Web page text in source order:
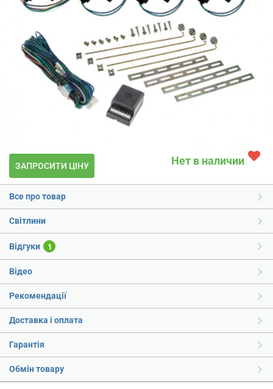
ЗАПРОСИТИ ЦІНУ Нет в наличии
Все про товар
Світлини
Відгуки 1
Відео
Рекомендації
Доставка і оплата
Гарантія
Обмін товару